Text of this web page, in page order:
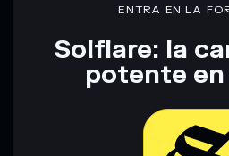
ENTRA EN LA
Solflare: la
potente en